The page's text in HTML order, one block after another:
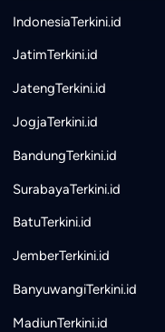
IndonesiaTerkini.id
JatimTerkini.id
JatengTerkini.id
JogjaTerkini.id
BandungTerkini.id
SurabayaTerkini.id
BatuTerkini.id
JemberTerkini.id
BanyuwangiTerkini.id
MadiunTerkini.id